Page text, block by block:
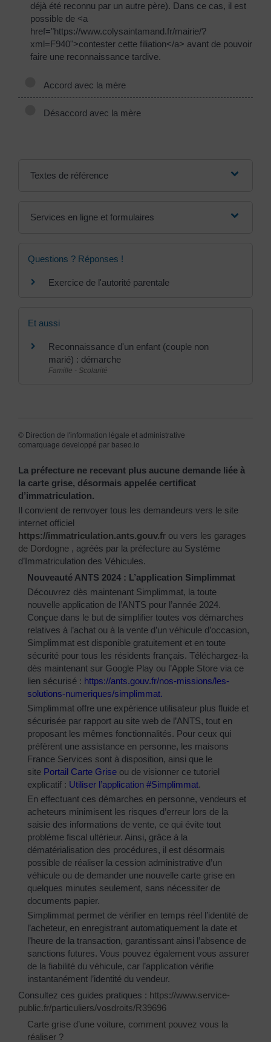
déjà été reconnu par un autre père). Dans ce cas, il est
possible de <a
href="https://www.colysaintamand.fr/mairie/?
xml=F940">contester cette filiation</a> avant de pouvoir
faire une reconnaissance tardive.
Accord avec la mère
Désaccord avec la mère
Textes de référence
Services en ligne et formulaires
Questions ? Réponses !
Exercice de l'autorité parentale
Et aussi
Reconnaissance d'un enfant (couple non
marié) : démarche
Famille - Scolarité
© Direction de l'information légale et administrative
comarquage developpé par baseo.io
La préfecture ne recevant plus aucune demande liée à
la carte grise, désormais appelée certificat
d’immatriculation.
Il convient de renvoyer tous les demandeurs vers le site
internet officiel
https://immatriculation.ants.gouv.fr ou vers les garages
de Dordogne , agréés par la préfecture au Système
d’Immatriculation des Véhicules.
Nouveauté ANTS 2024 : L’application Simplimmat
Découvrez dès maintenant Simplimmat, la toute
nouvelle application de l’ANTS pour l’année 2024.
Conçue dans le but de simplifier toutes vos démarches
relatives à l’achat ou à la vente d’un véhicule d’occasion,
Simplimmat est disponible gratuitement et en toute
sécurité pour tous les résidents français. Téléchargez-la
dès maintenant sur Google Play ou l’Apple Store via ce
lien sécurisé : https://ants.gouv.fr/nos-missions/les-
solutions-numeriques/simplimmat.
Simplimmat offre une expérience utilisateur plus fluide et
sécurisée par rapport au site web de l’ANTS, tout en
proposant les mêmes fonctionnalités. Pour ceux qui
préfèrent une assistance en personne, les maisons
France Services sont à disposition, ainsi que le
site Portail Carte Grise ou de visionner ce tutoriel
explicatif : Utiliser l’application #Simplimmat.
En effectuant ces démarches en personne, vendeurs et
acheteurs minimisent les risques d’erreur lors de la
saisie des informations de vente, ce qui évite tout
problème fiscal ultérieur. Ainsi, grâce à la
dématérialisation des procédures, il est désormais
possible de réaliser la cession administrative d’un
véhicule ou de demander une nouvelle carte grise en
quelques minutes seulement, sans nécessiter de
documents papier.
Simplimmat permet de vérifier en temps réel l’identité de
l’acheteur, en enregistrant automatiquement la date et
l’heure de la transaction, garantissant ainsi l’absence de
sanctions futures. Vous pouvez également vous assurer
de la fiabilité du véhicule, car l’application vérifie
instantanément l’identité du vendeur.
Consultez ces guides pratiques : https://www.service-
public.fr/particuliers/vosdroits/R39696
Carte grise d’une voiture, comment pouvez vous la
réaliser ?